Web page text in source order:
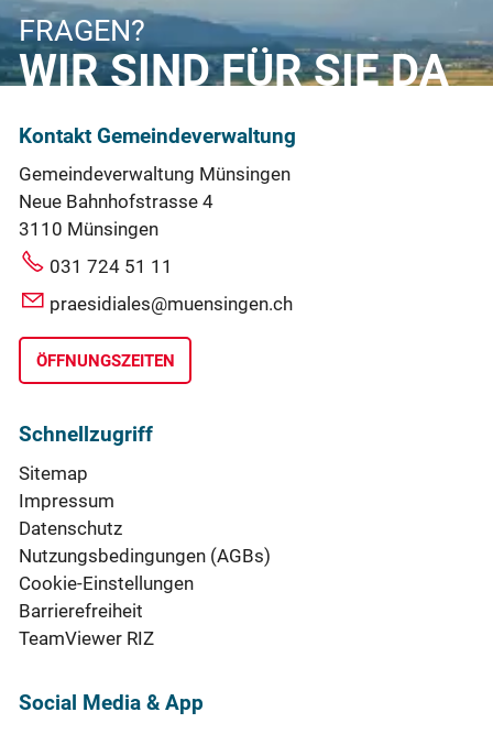
FRAGEN?
WIR SIND FÜR SIE DA
Kontakt Gemeindeverwaltung
Gemeindeverwaltung Münsingen
Neue Bahnhofstrasse 4
3110 Münsingen
031 724 51 11
praesidiales@muensingen.ch
ÖFFNUNGSZEITEN
Schnellzugriff
Sitemap
Impressum
Datenschutz
Nutzungsbedingungen (AGBs)
Cookie-Einstellungen
Barrierefreiheit
TeamViewer RIZ
Social Media & App